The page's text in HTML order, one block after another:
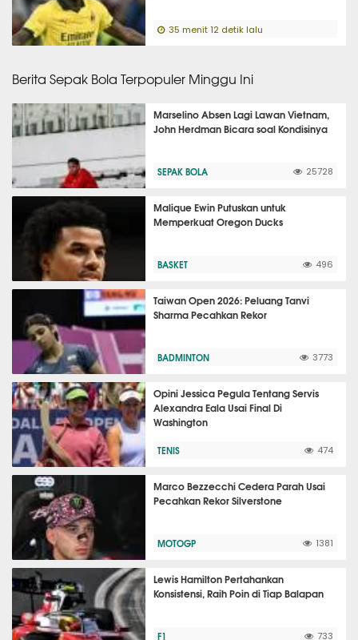
35 menit 12 detik lalu
Berita Sepak Bola Terpopuler Minggu Ini
Marselino Absen Lagi Lawan Vietnam,
John Herdman Bicara soal Kondisinya
SEPAK BOLA 25728
Malique Ewin Putuskan untuk
Memperkuat Oregon Ducks
BASKET 496
Taiwan Open 2026: Peluang Tanvi
Sharma Pecahkan Rekor
BADMINTON 3773
Opini Jessica Pegula Tentang Servis
Alexandra Eala Usai Final Di
Washington
TENIS 474
Marco Bezzecchi Cedera Parah Usai
Pecahkan Rekor Silverstone
MOTOGP 1381
Lewis Hamilton Pertahankan
Konsistensi, Raih Poin di Tiap Balapan
F1 733